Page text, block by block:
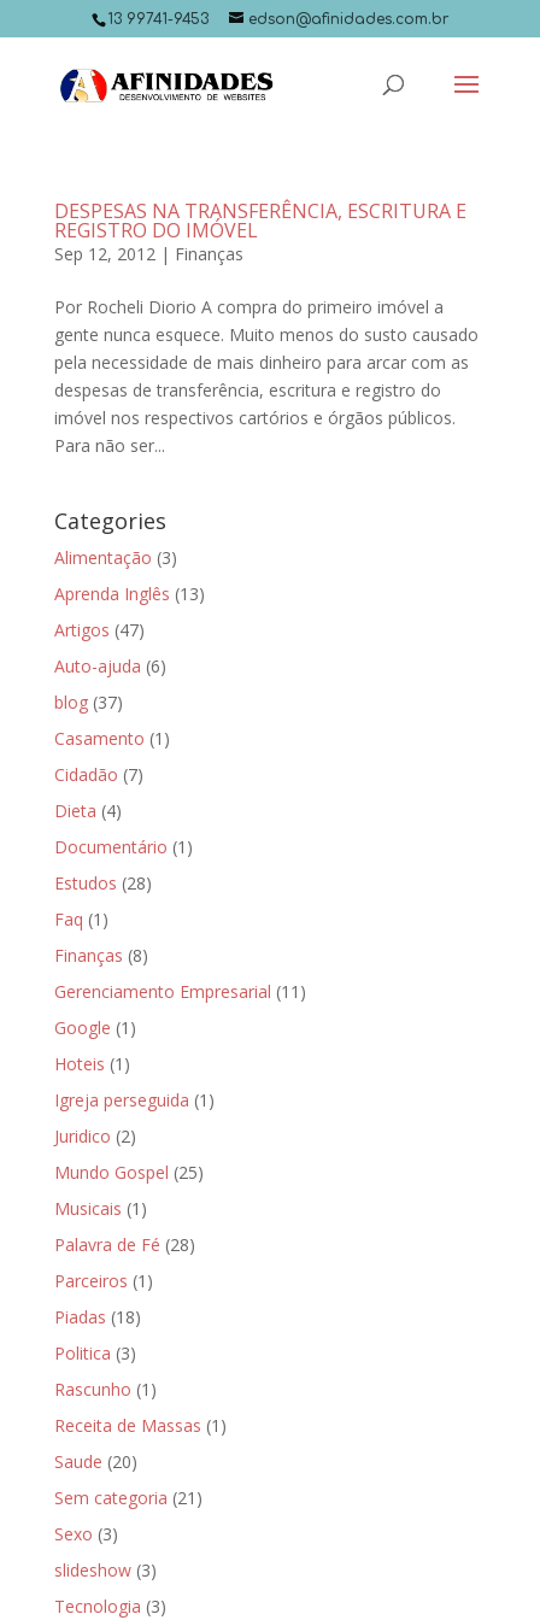
13 99741-9453 edson@afinidades.com.br
DESPESAS NA TRANSFERÊNCIA, ESCRITURA E
REGISTRO DO IMÓVEL
Sep 12, 2012| Finanças
Por Rocheli Diorio A compra do primeiro imóvel a
gente nunca esquece. Muito menos do susto causado
pela necessidade de mais dinheiro para arcar com as
despesas de transferência, escritura e registro do
imóvel nos respectivos cartórios e órgãos públicos.
Para não ser...
Categories
Alimentação (3)
Aprenda Inglês (13)
Artigos (47)
Auto-ajuda (6)
blog(37)
Casamento (1)
Cidadão (7)
Dieta (4)
Documentário (1)
Estudos (28)
Faq (1)
Finanças (8)
Gerenciamento Empresarial (11)
Google (1)
Hoteis (1)
Igreja perseguida (1)
Juridico (2)
Mundo Gospel (25)
Musicais (1)
Palavra de Fé (28)
Parceiros (1)
Piadas (18)
Politica (3)
Rascunho (1)
Receita de Massas (1)
Saude (20)
Sem categoria (21)
Sexo (3)
slideshow(3)
Tecnologia (3)